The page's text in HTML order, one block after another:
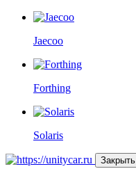
Jaecoo
Forthing
Solaris
Закрыть